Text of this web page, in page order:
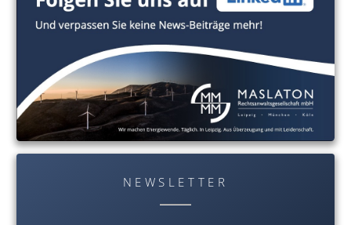
NEWSLETTER